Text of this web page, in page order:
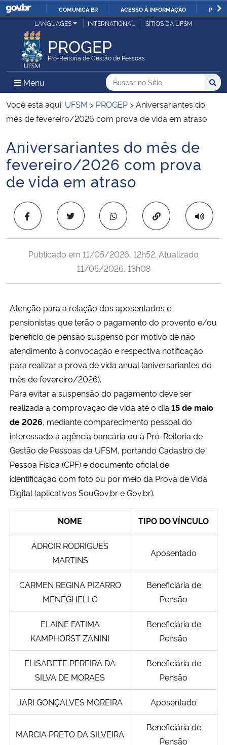
IR
COMUNICA BR ACESSO À INFORMAÇÃO
Ministério da Justiça e Segurança Pública
Ministério da Defesa
Ministério das Relações Exteriores
Ministério da Infraestrutura
Ministério da Agricultura, Pecuária e Abastecimento
Ministério da Educação
Ministério do Meio Ambiente
Ministério do Turismo
Ministério do Desenvolvimento Regional
Controladoria-Geral da União
Ministério da Mulher, da Família e dos Direitos Humanos
Secretaria-Geral
Gabinete de Segurança Institucional
Advocacia-Geral da União
Banco Central do Brasil
Planalto
LANGUAGES INTERNATIONAL SÍTIOS DA UFSM
PROGEP
Pró-Reitoria de Gestão de Pessoas
Menu Menu Principal do Sítio
Busca
Buscar no no Sítio
Busca:
Você está aqui: UFSM > PROGEP >Aniversariantes do
mês de fevereiro/2026 com prova de vida em atraso
Início do conteúdo
Aniversariantes do mês de
fevereiro/2026 com prova
de vida em atraso
Copiar para área
Publicado em 11/05/2026, 12h52. Atualizado
11/05/2026, 13h08
Atenção para a relação dos aposentados e
pensionistas que terão o pagamento do provento e/ou
benefício de pensão suspenso por motivo de não
atendimento à convocação e respectiva notificação
para realizar a prova de vida anual (aniversariantes do
mês de fevereiro/2026).
Para evitar a suspensão do pagamento deve ser
realizada a comprovação de vida até o dia 15 de maio
de 2026, mediante comparecimento pessoal do
interessado à agência bancária ou à Pró-Reitoria de
Gestão de Pessoas da UFSM, portando Cadastro de
Pessoa Física (CPF) e documento oficial de
identificação com foto ou por meio da Prova de Vida
Digital (aplicativos SouGov.br e Gov.br).
NOME TIPO DO VÍNCULO
ADROIR RODRIGUES
MARTINS
Aposentado
CARMEN REGINA PIZARRO
MENEGHELLO
Beneficiária de
Pensão
ELAINE FATIMA
KAMPHORST ZANINI
Beneficiária de
Pensão
ELISABETE PEREIRA DA
SILVA DE MORAES
Beneficiária de
Pensão
JARI GONÇALVES MOREIRA Aposentado
MARCIA PRETO DA SILVEIRA
Beneficiária de
Pensão